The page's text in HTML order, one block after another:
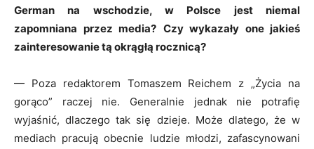
German na wschodzie, w Polsce jest niemal
zapomniana przez media? Czy wykazały one jakieś
zainteresowanie tą okrągłą rocznicą?
— Poza redaktorem Tomaszem Reichem z „Życia na
gorąco” raczej nie. Generalnie jednak nie potrafię
wyjaśnić, dlaczego tak się dzieje. Może dlatego, że w
mediach pracują obecnie ludzie młodzi, zafascynowani